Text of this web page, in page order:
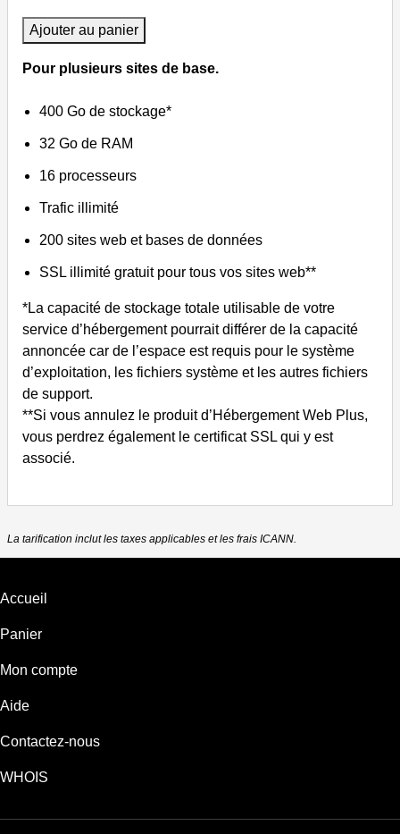
Ajouter au panier
Pour plusieurs sites de base.
400 Go de stockage*
32 Go de RAM
16 processeurs
Trafic illimité
200 sites web et bases de données
SSL illimité gratuit pour tous vos sites web**
*La capacité de stockage totale utilisable de votre
service d’hébergement pourrait différer de la capacité
annoncée car de l’espace est requis pour le système
d’exploitation, les fichiers système et les autres fichiers
de support.
**Si vous annulez le produit d’Hébergement Web Plus,
vous perdrez également le certificat SSL qui y est
associé.
La tarification inclut les taxes applicables et les frais ICANN.
Accueil
Panier
Mon compte
Aide
Contactez-nous
WHOIS